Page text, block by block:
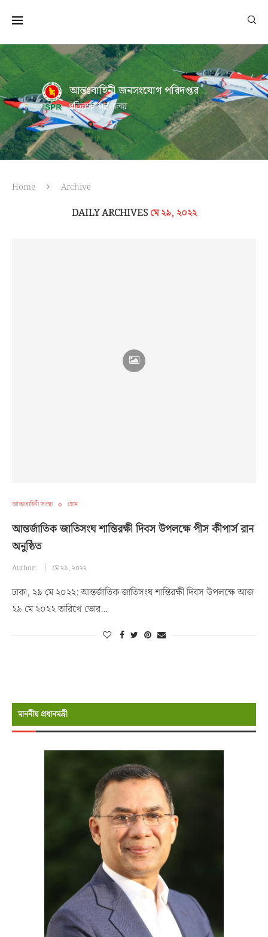
আন্তঃবাহিনী জনসংযোগ পরিদপ্তর
প্রতিরক্ষা মন্ত্রণালয়
Home Archive
DAILY ARCHIVES মে ২৯, ২০২২
আন্তঃবাহিনী সংস্থা হোম
আন্তর্জাতিক জাতিসংঘ শান্তিরক্ষী দিবস উপলক্ষে পীস কীপার্স রান
অনুষ্ঠিত
Author: মে ২৯, ২০২২
ঢাকা, ২৯ মে ২০২২: আন্তর্জাতিক জাতিসংঘ শান্তিরক্ষী দিবস উপলক্ষে আজ
২৯ মে ২০২২ তারিখে ভোর…
মাননীয় প্রধানমন্রী